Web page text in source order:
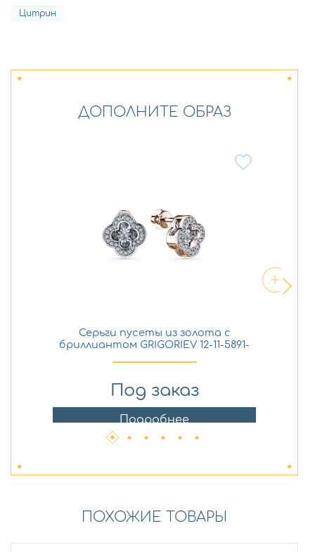
Цитрин
ДОПОЛНИТЕ ОБРАЗ
Серьги пусеты из золота с
бриллиантом GRIGORIEV 12-11-5891-
Под заказ
Подробнее
ПОХОЖИЕ ТОВАРЫ